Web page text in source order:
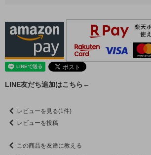
LINE友だち追加はこちら←
レビューを見る(1件)
レビューを投稿
この商品を友達に教える